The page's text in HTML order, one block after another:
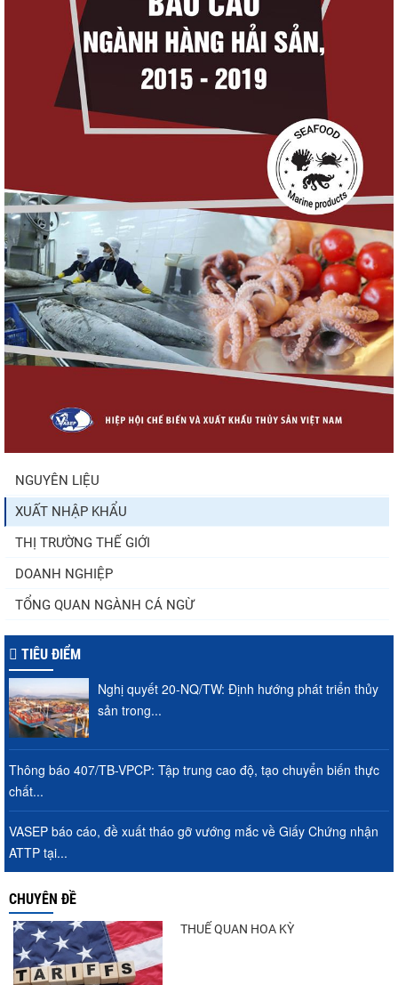
Thuế Mục 301 và bài toán thích ứng của
tôm Việt tại thị...
VASEP chào đón Công ty Cổ phần Thương
Nguồn cung giảm, giá cá rô phi Trung
Quốc tiếp tục tăng
Nhập khẩu tôm của Mỹ phục hồi trong
tháng 5/2026
Trung Quốc tăng mạnh nhập khẩu mực,
NGUYÊN LIỆU
XUẤT NHẬP KHẨU
THỊ TRƯỜNG THẾ GIỚI
DOANH NGHIỆP
TỔNG QUAN NGÀNH CÁ NGỪ
TIÊU ĐIỂM
Nghị quyết 20-NQ/TW: Định hướng phát triển thủy
sản trong...
Thông báo 407/TB-VPCP: Tập trung cao độ, tạo chuyển biến thực
chất...
VASEP báo cáo, đề xuất tháo gỡ vướng mắc về Giấy Chứng nhận
ATTP tại...
CHUYÊN ĐỀ
THUẾ QUAN HOA KỲ